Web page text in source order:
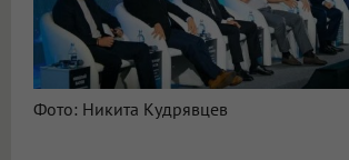
Фото: Никита Кудрявцев